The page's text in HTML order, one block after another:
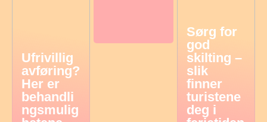
Ufrivillig
avføring?
Her er
behandli
ngsmulig
Sørg for
god
skilting –
slik
finner
turistene
deg i